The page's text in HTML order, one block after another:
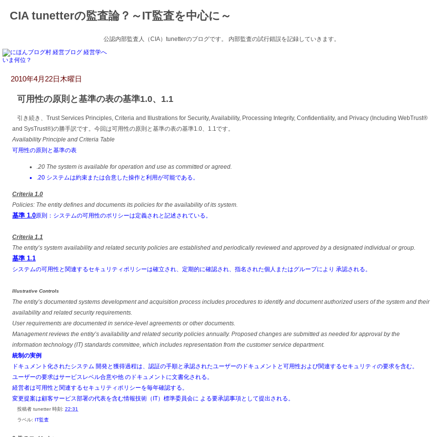
CIA tunetterの監査論？～IT監査を中心に～
公認内部監査人（CIA）tunetterのブログです。 内部監査の試行錯誤を記録していきます。
いま何位？
2010年4月22日木曜日
可用性の原則と基準の表の基準1.0、1.1
引き続き、Trust Services Principles, Criteria and Illustrations for Security, Availability, Processing Integrity, Confidentiality, and Privacy (Including WebTrust®
and SysTrust®)の勝手訳です。今回は可用性の原則と基準の表の基準1.0、1.1です。
Availability Principle and Criteria Table
可用性の原則と基準の表
.20 The system is available for operation and use as committed or agreed.
.20 システムは約束または合意した操作と利用が可能である。
Criteria 1.0
Policies: The entity defines and documents its policies for the availability of its system.
基準 1.0原則：システムの可用性のポリシーは定義されと記述されている。
Criteria 1.1
The entity’s system availability and related security policies are established and periodically reviewed and approved by a designated individual or group.
基準 1.1
システムの可用性と関連するセキュリティポリシーは確立され、定期的に確認され、指名された個人またはグループにより 承認される。
Illustrative Controls
The entity’s documented systems development and acquisition process includes procedures to identify and document authorized users of the system and their
availability and related security requirements.
User requirements are documented in service-level agreements or other documents.
Management reviews the entity’s availability and related security policies annually. Proposed changes are submitted as needed for approval by the
information technology (IT) standards committee, which includes representation from the customer service department.
統制の実例
ドキュメント化されたシステム 開発と獲得過程は、認証の手順と承認されたユーザーのドキュメントと可用性および関連するセキュリティの要求を含む。
ユーザーの要求はサービスレベル合意や他 のドキュメントに文書化される。
経営者は可用性と関連するセキュリティポリシーを毎年確認する。
変更提案は顧客サービス部署の代表を含む情報技術（IT）標準委員会に よる要承認事項として提出される。
投稿者 tunetter 時刻: 22:31
ラベル: IT監査